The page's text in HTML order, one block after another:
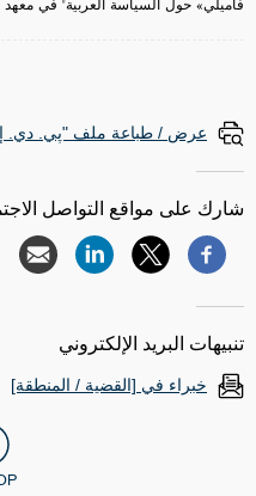
فاميلي» حول السياسة العربية" في
عرض / طباعة ملف "پي. دي.
شارك على مواقع التواصل
تنبيهات البريد الإلكتروني
خبراء في [القضية / المنطقة]